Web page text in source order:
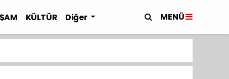
KÜLTÜR Diğer MENÜ